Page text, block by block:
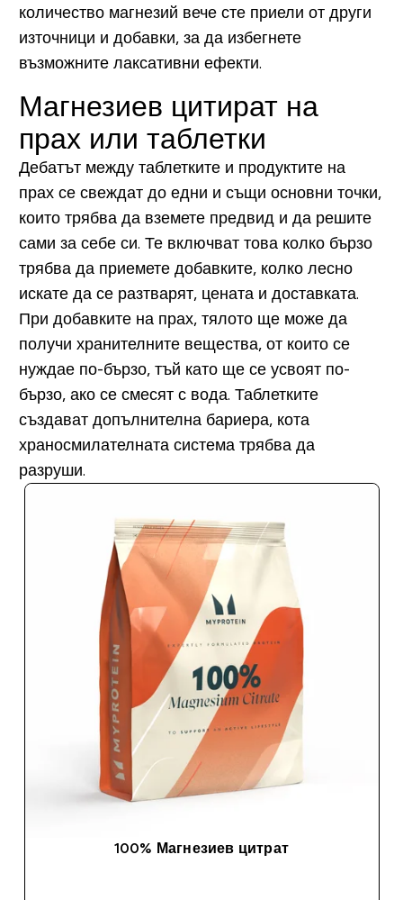
количество магнезий вече сте приели от други
източници и добавки, за да избегнете
възможните лаксативни ефекти.
Магнезиев цитират на
прах или таблетки
Дебатът между таблетките и продуктите на
прах се свеждат до едни и същи основни точки,
които трябва да вземете предвид и да решите
сами за себе си. Те включват това колко бързо
трябва да приемете добавките, колко лесно
искате да се разтварят, цената и доставката.
При добавките на прах, тялото ще може да
получи хранителните вещества, от които се
нуждае по-бързо, тъй като ще се усвоят по-
бързо, ако се смесят с вода. Таблетките
създават допълнителна бариера, кота
храносмилателната система трябва да
разруши.
100% Магнезиев цитрат